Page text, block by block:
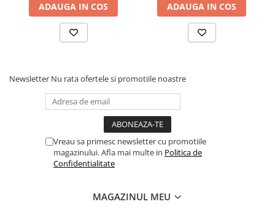
ADAUGA IN COS ADAUGA IN COS
Newsletter Nu rata ofertele si promotiile noastre
Vreau sa primesc newsletter cu promotiile
magazinului. Afla mai multe in Politica de
Confidentialitate
MAGAZINUL MEU